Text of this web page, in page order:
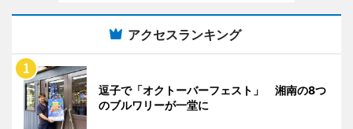
アクセスランキング
逗子で「オクトーバーフェスト」 湘南の8つ
のブルワリーが一堂に